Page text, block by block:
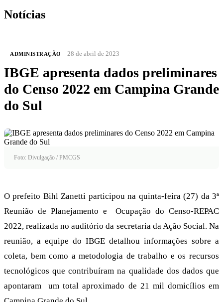
Notícias
ADMINISTRAÇÃO 28 de abril de 2023
IBGE apresenta dados preliminares
do Censo 2022 em Campina Grande
do Sul
Foto: Divulgação / PMCGS
O prefeito Bihl Zanetti participou na quinta-feira (27) da 3ª
Reunião de Planejamento e Ocupação do Censo-REPAC
2022, realizada no auditório da secretaria da Ação Social. Na
reunião, a equipe do IBGE detalhou informações sobre a
coleta, bem como a metodologia de trabalho e os recursos
tecnológicos que contribuíram na qualidade dos dados que
apontaram um total aproximado de 21 mil domicílios em